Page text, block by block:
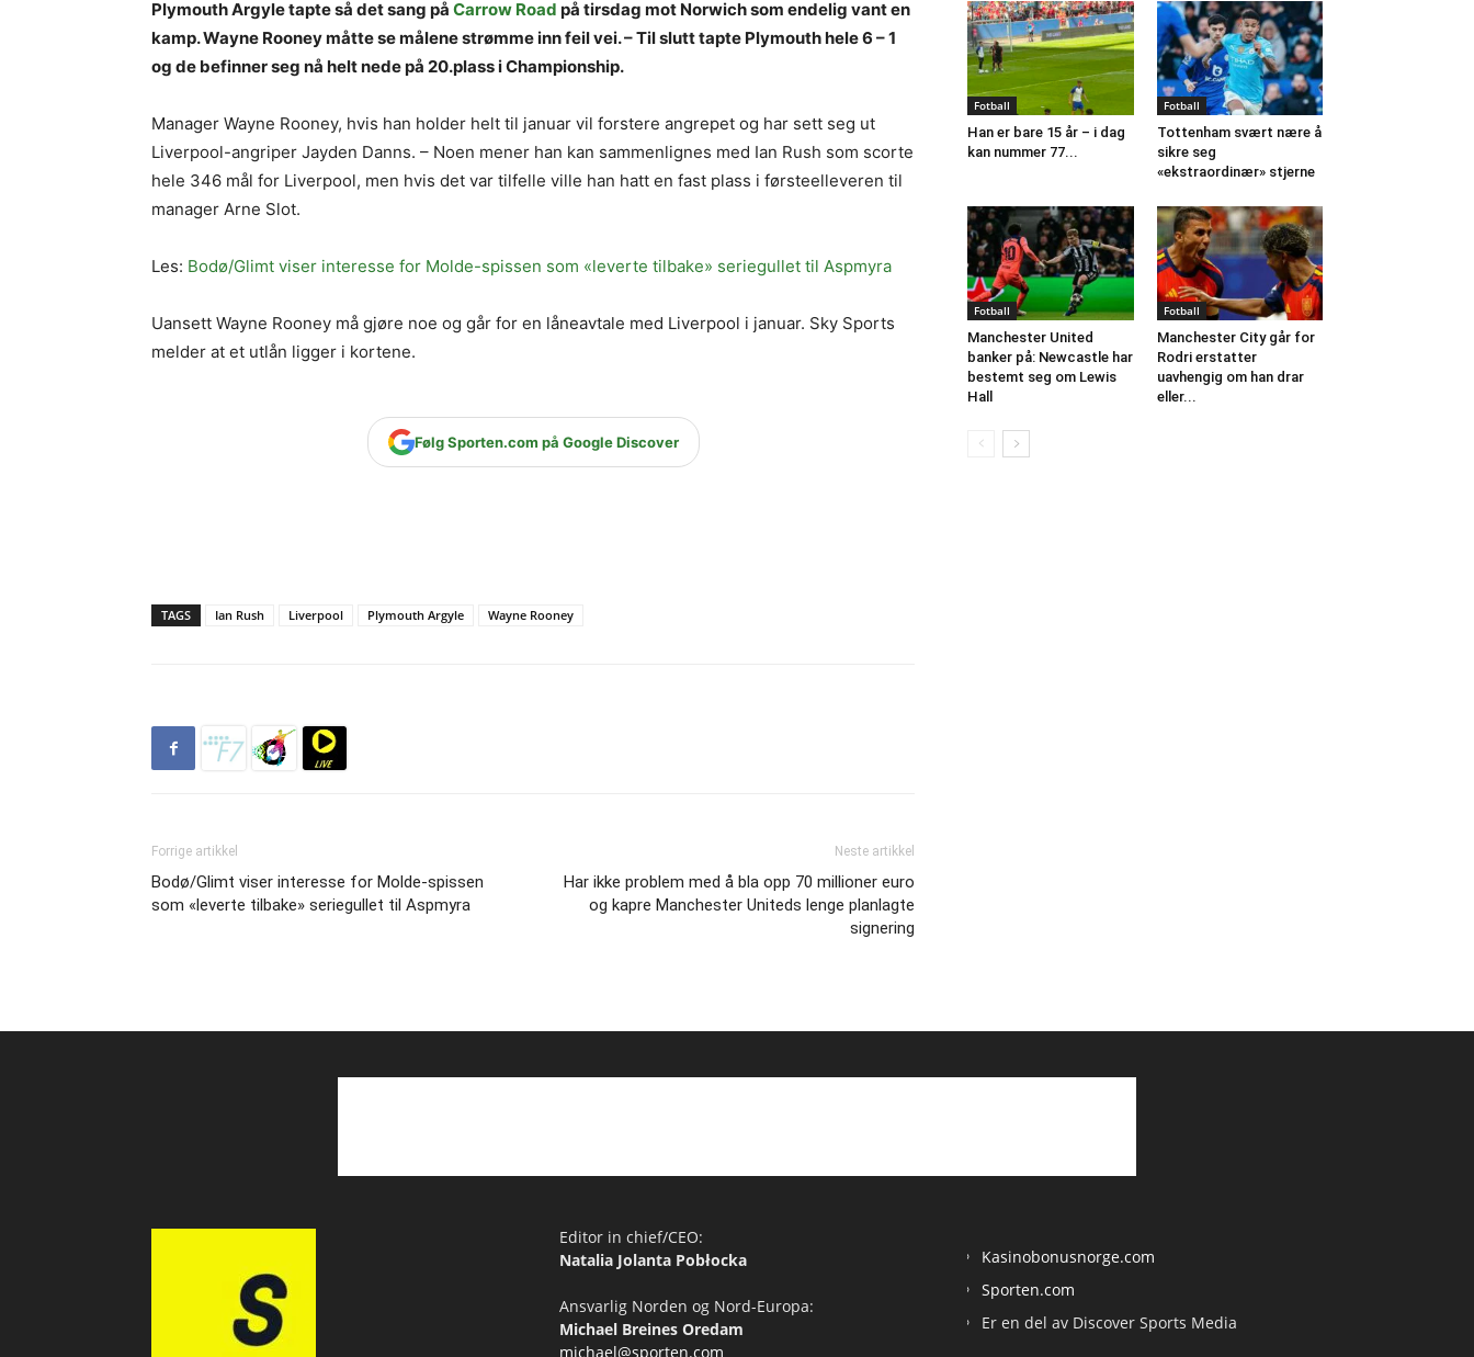
Plymouth Argyle tapte så det sang på Carrow Road på tirsdag mot Norwich som endelig vant en
kamp. Wayne Rooney måtte se målene strømme inn feil vei. – Til slutt tapte Plymouth hele 6 – 1
og de befinner seg nå helt nede på 20.plass i Championship.
Manager Wayne Rooney, hvis han holder helt til januar vil forstere angrepet og har sett seg ut
Liverpool-angriper Jayden Danns. – Noen mener han kan sammenlignes med Ian Rush som scorte
hele 346 mål for Liverpool, men hvis det var tilfelle ville han hatt en fast plass i førsteelleveren til
manager Arne Slot.
Les: Bodø/Glimt viser interesse for Molde-spissen som «leverte tilbake» seriegullet til Aspmyra
Uansett Wayne Rooney må gjøre noe og går for en låneavtale med Liverpool i januar. Sky Sports
melder at et utlån ligger i kortene.
Følg Sporten.com på Google Discover
TAGS Ian Rush Liverpool Plymouth Argyle Wayne Rooney
Forrige artikkel
Bodø/Glimt viser interesse for Molde-spissen
som «leverte tilbake» seriegullet til Aspmyra
Neste artikkel
Har ikke problem med å bla opp 70 millioner euro
og kapre Manchester Uniteds lenge planlagte
signering
Fotball
Han er bare 15 år – i dag
kan nummer 77...
Fotball
Tottenham svært nære å
sikre seg
«ekstraordinær» stjerne
Fotball
Manchester United
banker på: Newcastle har
bestemt seg om Lewis
Hall
Fotball
Manchester City går for
Rodri erstatter
uavhengig om han drar
eller...
Editor in chief/CEO:
Natalia Jolanta Pobłocka
Ansvarlig Norden og Nord-Europa:
Michael Breines Oredam
michael@sporten.com
Kasinobonusnorge.com
Sporten.com
Er en del av Discover Sports Media